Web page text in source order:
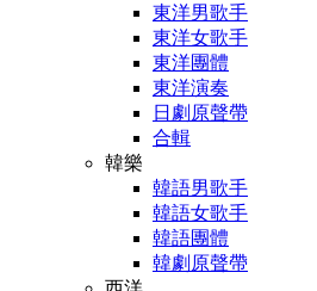
東洋男歌手
東洋女歌手
東洋團體
東洋演奏
日劇原聲帶
合輯
韓樂
韓語男歌手
韓語女歌手
韓語團體
韓劇原聲帶